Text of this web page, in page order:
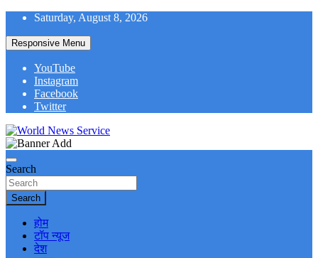
Skip
content
Saturday, August 8, 2026
Responsive Menu
YouTube
Instagram
Facebook
Twitter
World News Service
Search
Search
होम
टॉप न्यूज
देश